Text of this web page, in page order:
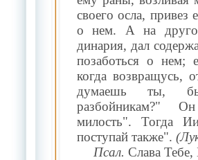
своего осла, привез
о нем. А на
динария, дал
позаботься о нем;
когда возвращусь,
думаешь ты,
разбойникам?"
милость". Тогда
поступай также".
Псал. Слава